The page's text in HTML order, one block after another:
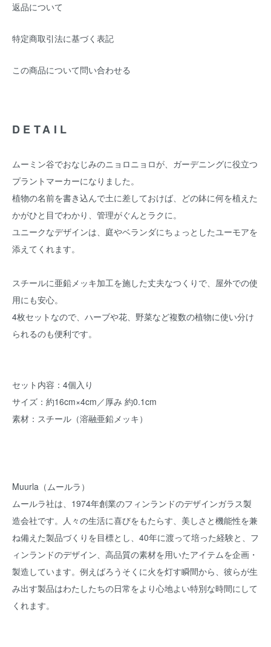
返品について
特定商取引法に基づく表記
この商品について問い合わせる
DETAIL
ムーミン谷でおなじみのニョロニョロが、ガーデニングに役立つ
プラントマーカーになりました。
植物の名前を書き込んで土に差しておけば、どの鉢に何を植えた
かがひと目でわかり、管理がぐんとラクに。
ユニークなデザインは、庭やベランダにちょっとしたユーモアを
添えてくれます。
スチールに亜鉛メッキ加工を施した丈夫なつくりで、屋外での使
用にも安心。
4枚セットなので、ハーブや花、野菜など複数の植物に使い分け
られるのも便利です。
セット内容：4個入り
サイズ：約16cm×4cm／厚み 約0.1cm
素材：スチール（溶融亜鉛メッキ）
Muurla（ムールラ）
ムールラ社は、1974年創業のフィンランドのデザインガラス製
造会社です。人々の生活に喜びをもたらす、美しさと機能性を兼
ね備えた製品づくりを目標とし、40年に渡って培った経験と、フ
ィンランドのデザイン、高品質の素材を用いたアイテムを企画・
製造しています。例えばろうそくに火を灯す瞬間から、彼らが生
み出す製品はわたしたちの日常をより心地よい特別な時間にして
くれます。